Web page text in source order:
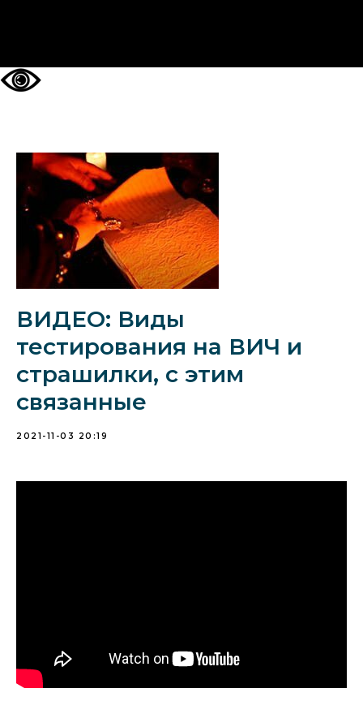
ВИДЕО: Виды
тестирования на ВИЧ и
страшилки, с этим
связанные
2021-11-03 20:19